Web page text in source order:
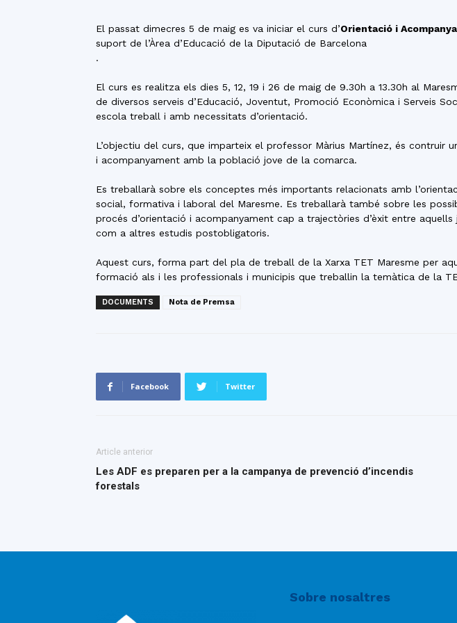
El passat dimecres 5 de maig es va iniciar el curs d’Orientació i
suport de l’Àrea d’Educació de la Diputació de Barcelona
.
El curs es realitza els dies 5, 12, 19 i 26 de maig de 9.30h a 13.30h al
de diversos serveis d’Educació, Joventut, Promoció Econòmica i Serveis
escola treball i amb necessitats d’orientació.
L’objectiu del curs, que imparteix el professor Màrius Martínez, és
i acompanyament amb la població jove de la comarca.
Es treballarà sobre els conceptes més importants relacionats amb
social, formativa i laboral del Maresme. Es treballarà també sobre les
procés d’orientació i acompanyament cap a trajectòries d’èxit entre
com a altres estudis postobligatoris.
Aquest curs, forma part del pla de treball de la Xarxa TET Maresme per
formació als i les professionals i municipis que treballin la temàtica de la
DOCUMENTS Nota de Premsa
Facebook Twitter
Article anterior
Les ADF es preparen per a la campanya de prevenció d’incendis
forestals
Sobre nosaltres